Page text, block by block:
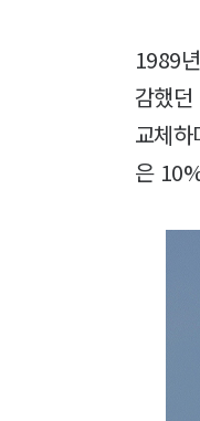
1989
감했
교체
은